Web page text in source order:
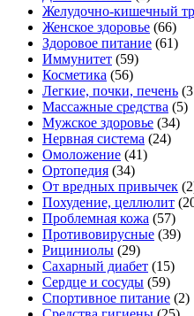
Желудочно-кишечный
Женское здоровье (66)
Здоровое питание (61)
Иммунитет (59)
Косметика (56)
Легкие, почки, печень
Массажные средства (5)
Мужское здоровье (34)
Нервная система (24)
Омоложение (41)
Ортопедия (34)
От вредных привычек
Похудение, целлюлит
Проблемная кожа (57)
Противовирусные (39)
Рициниолы (29)
Сахарный диабет (15)
Сердце и сосуды (59)
Спортивное питание (2)